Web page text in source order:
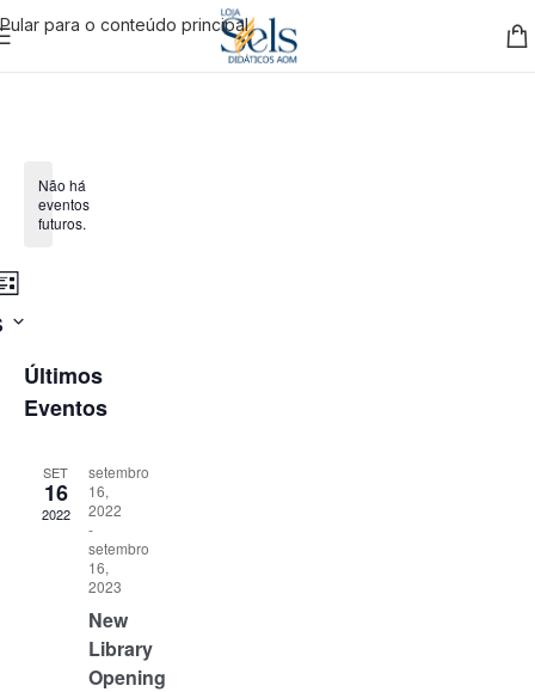
Pular para o conteúdo principal
Não há
eventos
futuros.
Navegação
do
visual
Evento
Últimos
Eventos
SET
16
2022
setembro
16,
2022
-
setembro
16,
2023
New
Library
Opening